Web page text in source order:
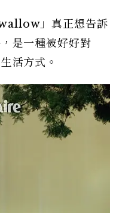
」真正想告訴
是一種被好好對
活方式。